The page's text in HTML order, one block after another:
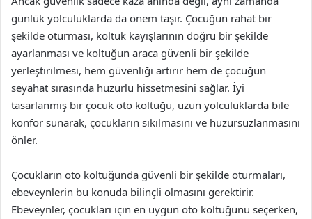
günlük yolculuklarda da önem taşır. Çocuğun rahat bir
şekilde oturması, koltuk kayışlarının doğru bir şekilde
ayarlanması ve koltuğun araca güvenli bir şekilde
yerleştirilmesi, hem güvenliği artırır hem de çocuğun
seyahat sırasında huzurlu hissetmesini sağlar. İyi
tasarlanmış bir çocuk oto koltuğu, uzun yolculuklarda bile
konfor sunarak, çocukların sıkılmasını ve huzursuzlanmasını
önler.
Çocukların oto koltuğunda güvenli bir şekilde oturmaları,
ebeveynlerin bu konuda bilinçli olmasını gerektirir.
Ebeveynler, çocukları için en uygun oto koltuğunu seçerken,